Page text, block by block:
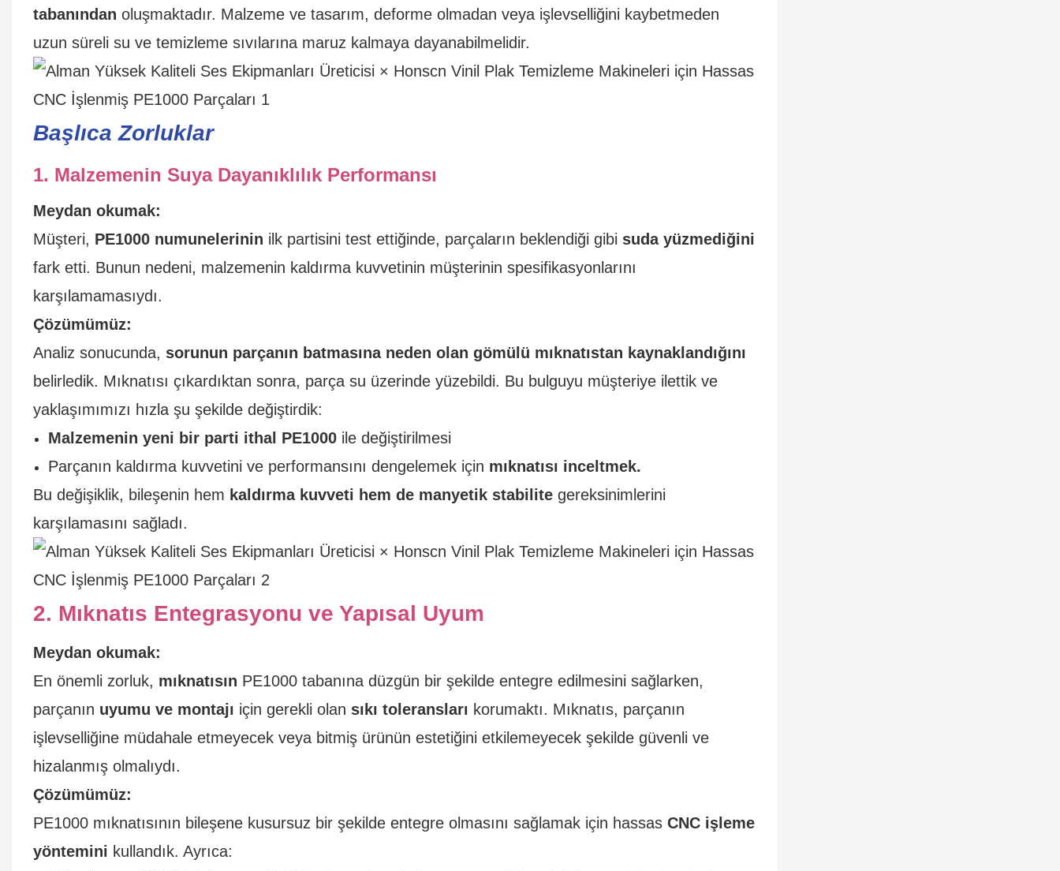
tabanından oluşmaktadır. Malzeme ve tasarım, deforme olmadan veya işlevselliğini kaybetmeden
uzun süreli su ve temizleme sıvılarına maruz kalmaya dayanabilmelidir.
Başlıca Zorluklar
1. Malzemenin Suya Dayanıklılık Performansı
Meydan okumak:
Müşteri, PE1000 numunelerinin ilk partisini test ettiğinde, parçaların beklendiği gibi suda yüzmediğini
fark etti. Bunun nedeni, malzemenin kaldırma kuvvetinin müşterinin spesifikasyonlarını
karşılamamasıydı.
Çözümümüz:
Analiz sonucunda, sorunun parçanın batmasına neden olan gömülü mıknatıstan kaynaklandığını
belirledik. Mıknatısı çıkardıktan sonra, parça su üzerinde yüzebildi. Bu bulguyu müşteriye ilettik ve
yaklaşımımızı hızla şu şekilde değiştirdik:
Malzemenin yeni bir parti ithal PE1000 ile değiştirilmesi
Parçanın kaldırma kuvvetini ve performansını dengelemek için mıknatısı inceltmek.
Bu değişiklik, bileşenin hem kaldırma kuvveti hem de manyetik stabilitegereksinimlerini
karşılamasını sağladı.
2. Mıknatıs Entegrasyonu ve Yapısal Uyum
Meydan okumak:
En önemli zorluk, mıknatısın PE1000 tabanına düzgün bir şekilde entegre edilmesini sağlarken,
parçanın uyumu ve montajı için gerekli olan sıkı toleransları korumaktı. Mıknatıs, parçanın
işlevselliğine müdahale etmeyecek veya bitmiş ürünün estetiğini etkilemeyecek şekilde güvenli ve
hizalanmış olmalıydı.
Çözümümüz:
PE1000 mıknatısının bileşene kusursuz bir şekilde entegre olmasını sağlamak için hassas CNC işleme
yöntemini kullandık. Ayrıca: